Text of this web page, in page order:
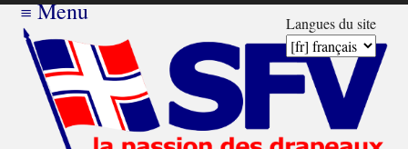
Langues du site
≡Menu